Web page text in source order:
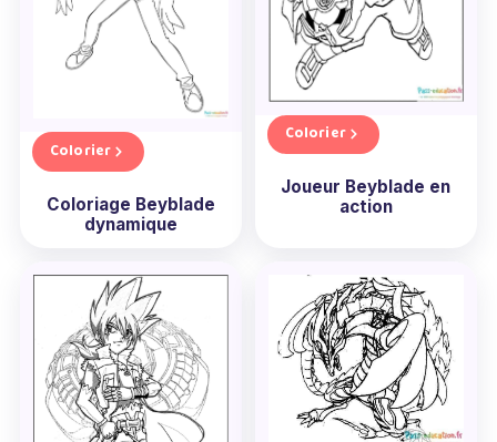
Colorier
Coloriage Beyblade
dynamique
Colorier
Joueur Beyblade en
action